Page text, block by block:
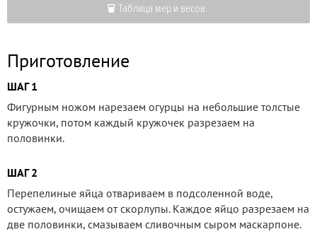
Таблица мер и весов
Приготовление
ШАГ 1
Фигурным ножом нарезаем огурцы на небольшие толстые
кружочки, потом каждый кружочек разрезаем на
половинки.
ШАГ 2
Перепелиные яйца отвариваем в подсоленной воде,
остужаем, очищаем от скорлупы. Каждое яйцо разрезаем на
две половинки, смазываем сливочным сыром маскарпоне.